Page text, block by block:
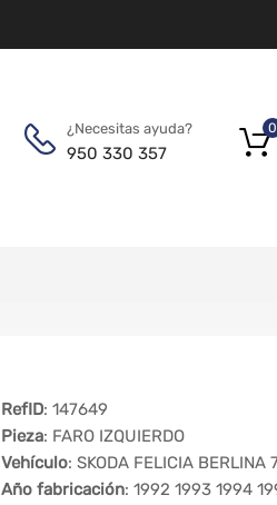
¿Necesitas ayuda?
950 330 357
0
RefID: 147649
Pieza: FARO IZQUIERDO
Vehículo: SKODA FELICIA BERLINA
Año fabricación: 1992 1993 1994